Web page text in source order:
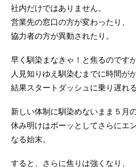
社内だけではありません。
営業先の窓口の方が変わったり、
協力者の方が異動されたり。
早く馴染まなきゃ！と焦るのですが
人見知りゆえ馴染むまでに時間がか
結果スタートダッシュに乗り遅れ
新しい体制に馴染めないまま５月
休み明けはボーッとしてさらにエ
なる始末。
すると、さらに焦りは強くなり、